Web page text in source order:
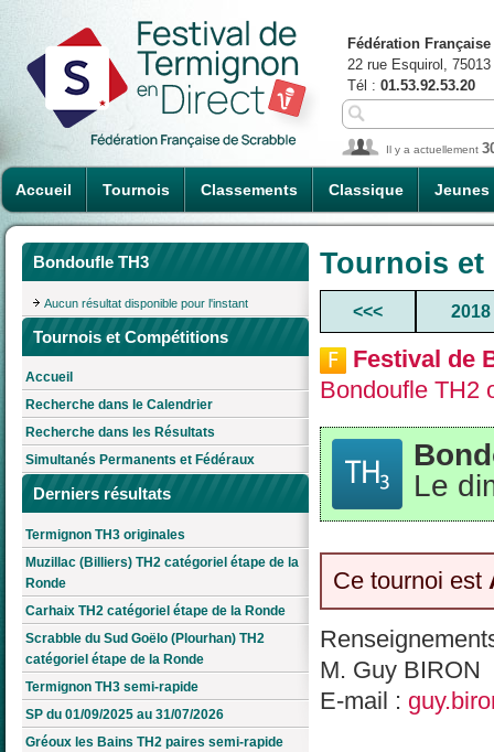
Accueil Tournois Classements Classique Jeunes
Fédération
22 rue Esquirol,
Tél : 01.53.92.53.20
Il y a actuellement
Bondoufle TH3
Aucun résultat disponible pour l'instant
Tournois et Compétitions
Accueil
Recherche dans le Calendrier
Recherche dans les Résultats
Simultanés Permanents et Fédéraux
Derniers résultats
Termignon TH3 originales
Muzillac (Billiers) TH2 catégoriel étape de la
Ronde
Carhaix TH2 catégoriel étape de la Ronde
Scrabble du Sud Goëlo (Plourhan) TH2
catégoriel étape de la Ronde
Termignon TH3 semi-rapide
SP du 01/09/2025 au 31/07/2026
Gréoux les Bains TH2 paires semi-rapide
Tournois
<<< 2018
Festival de
Bondoufle TH2
Le
Ce tournoi est
M. Guy BIRON
E-mail :